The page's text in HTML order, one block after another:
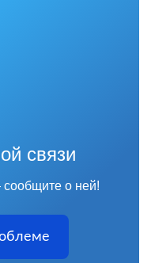
связи
о ней!